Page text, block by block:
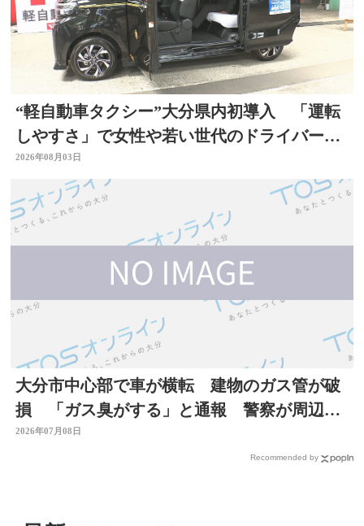
“軽自動車タクシー”大分県内初導入 「運転
しやすさ」で女性や若い世代のドライバー確
保へ
2026年08月03日
大分市中心部で車が横転 建物のガス管が破
損 「ガス臭がする」と通報 警察が周辺で
一時交通規制
2026年07月08日
Recommended by